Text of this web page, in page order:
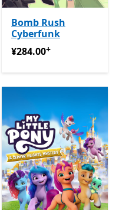
Bomb Rush
Cyberfunk
¥284.00提供应用内购买
¥284.00+